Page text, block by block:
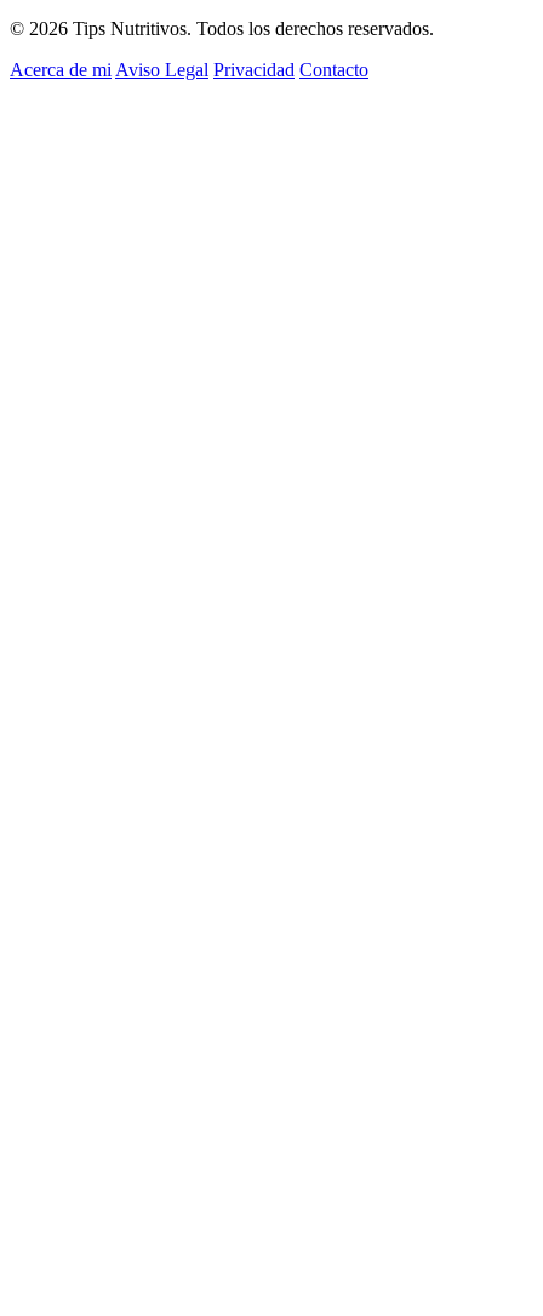
© 2026 Tips Nutritivos. Todos los derechos reservados.
Acerca de mi Aviso Legal Privacidad Contacto